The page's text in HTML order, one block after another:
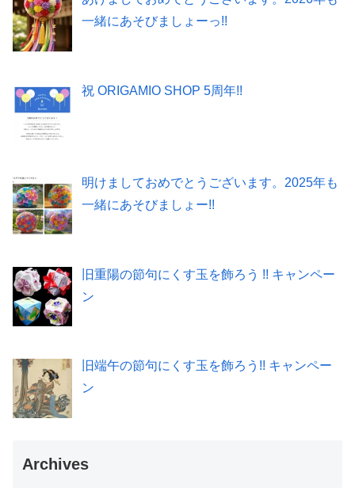
一緒にあそびましょーっ!!
祝 ORIGAMIO SHOP 5周年!!
明けましておめでとうございます。2025年も
一緒にあそびましょー!!
旧重陽の節句にくす玉を飾ろう !! キャンペー
ン
旧端午の節句にくす玉を飾ろう!! キャンペー
ン
Archives